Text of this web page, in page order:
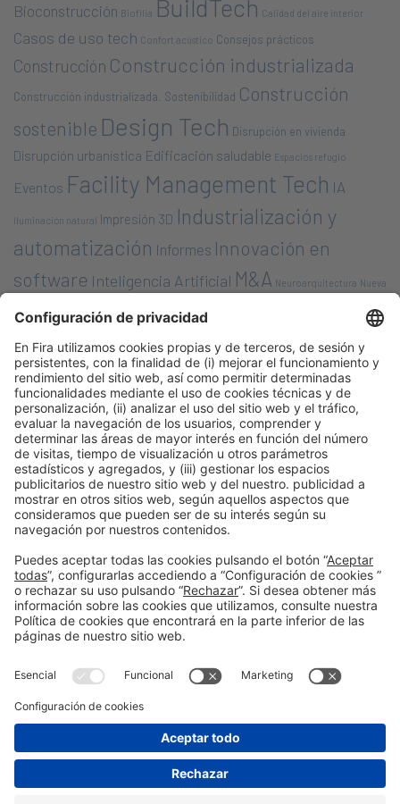
Bioconstrucción Biofilia BuildTech Calidad del aire interior
Casos de uso tech Confort acústico Consejos prácticos
Construcción Construcción industrializada
Construcción industrializada. Sostenibilidad Construcción
sostenible Design Tech Disrupción en vivienda
Disrupción urbanística Edificación saludable Espacios refugio
Eventos Facility Management Tech IA
Iluminación natural Impresión 3D Industrialización y
automatización Informes Innovación en
software Inteligencia Artificial M&A Neuroarquitectura Nueva
Bauhaus Europea Nuevas tecnologías/ soluciones
Opinión planificación urbana Premios &
NombramientosPropTech Robótica en la
construcciónRondas de financiaciónSalud y
bienestar SostenibilidadSostenibilidad ambiental
Startups innovadorasTendenciasVivienda
saludableVivienda Social
Política de privacidad
Política de cookies
#construmat